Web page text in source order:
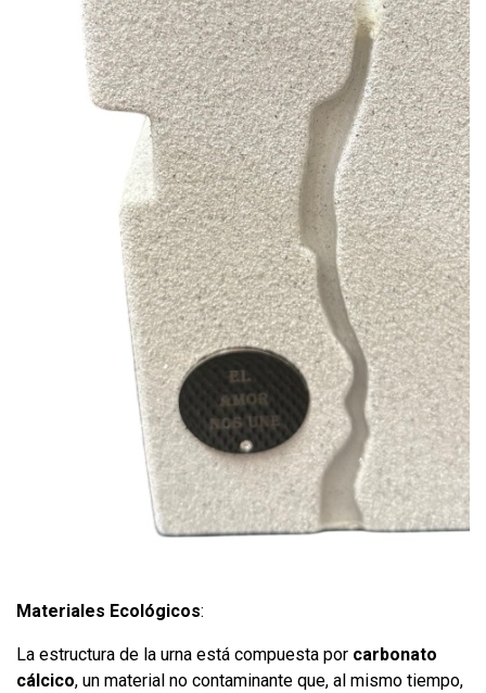
Materiales Ecológicos:
La estructura de la urna está compuesta por carbonato
cálcico, un material no contaminante que, al mismo tiempo,